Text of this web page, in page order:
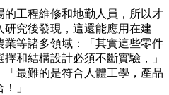
工程維修和地勤人員，所以才
究後發現，這還能應用在建
等諸多領域：「其實這些零件
和結構設計必須不斷實驗，」
最難的是符合人體工學，產品
」